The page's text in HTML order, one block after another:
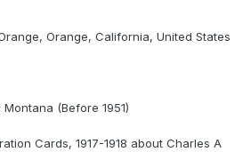
Orange, California, United States
(Before 1951)
Cards, 1917-1918 about Charles A